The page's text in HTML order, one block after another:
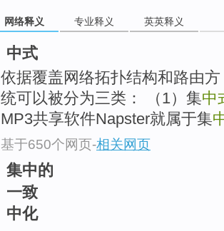
网络释义 专业释义 英英释义
中式
依据覆盖网络拓扑结构和路由
统可以被分为三类： （1）集中
MP3共享软件Napster就属于集
基于650个网页-相关网页
集中的
一致
中化